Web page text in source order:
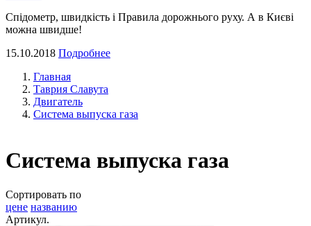
Спідометр, швидкість і Правила дорожнього руху. А в Києві
можна швидше!
15.10.2018 Подробнее
Главная
Таврия Славута
Двигатель
Система выпуска газа
Система выпуска газа
Сортировать по
цене названию
Артикул.